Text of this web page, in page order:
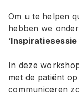
Om u te helpen
hebben we
In deze
met de patiënt
communiceren